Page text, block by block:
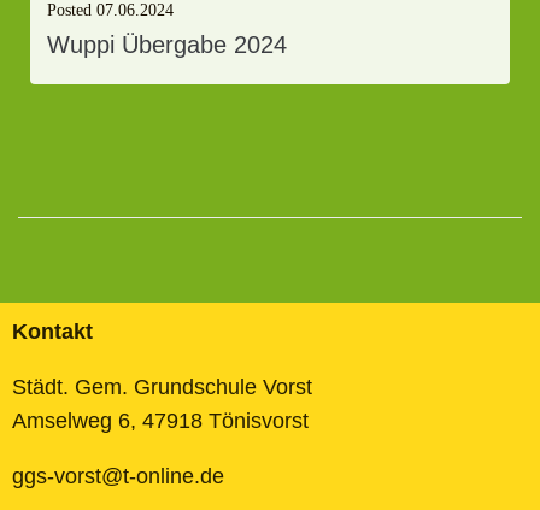
Posted 07.06.2024
Wuppi Übergabe 2024
Kontakt
Städt. Gem. Grundschule Vorst
Amselweg 6, 47918 Tönisvorst
ggs-vorst@t-online.de